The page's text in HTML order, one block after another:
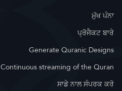
ਮੁੱਖ ਪੰਨਾ
ਪ੍ਰੋਜੈਕਟ ਬਾਰੇ
Generate Quranic Designs
Continuous streaming of the Quran
ਸਾਡੇ ਨਾਲ ਸੰਪਰਕ ਕਰੋ